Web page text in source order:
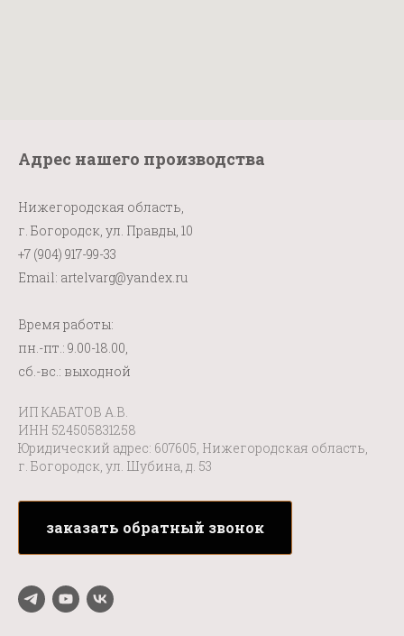
Адрес нашего производства
Нижегородская область,
г. Богородск, ул. Правды, 10
+7 (904) 917-99-33
Email: artelvarg@yandex.ru
Время работы:
пн.-пт.: 9.00-18.00,
сб.-вс.: выходной
ИП КАБАТОВ А.В.
ИНН 524505831258
Юридический адрес: 607605, Нижегородская область,
г. Богородск, ул. Шубина, д. 53
заказать обратный звонок